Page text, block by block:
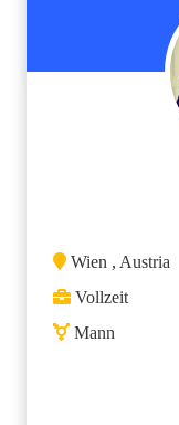
Wien , Austria
Vollzeit
Mann